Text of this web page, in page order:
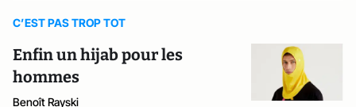
C’EST PAS TROP TOT
Enfin un hijab pour les
hommes
Benoît Rayski